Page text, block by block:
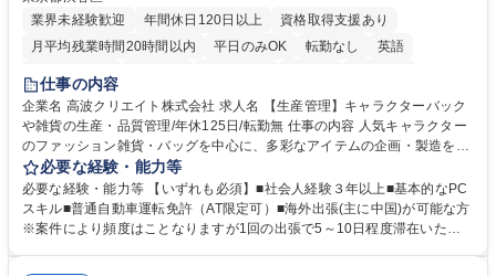
業界未経験歓迎
年間休日120日以上
資格取得支援あり
月平均残業時間20時間以内
平日のみOK 転勤なし
英語
住宅手当あり
完全週休2日制
交通費支給 駅近5分以内 中国語 土日祝休み
仕事の内容
企業名 高波クリエイト株式会社 求人名 【生産管理】キャラクターバック
や雑貨の生産・品質管理/年休125日/転勤無 仕事の内容 人気キャラクター
のファッション雑貨・バッグを中心に、多彩なアイテムの企画・製造を手
掛ける当社にて、自社企画・開発商品の生産管理・品質管理を担当。『か
わいい』を届けるやりがいのあるポジションです。 有名ブランドやキャラ
クターライセンスを活用した商品の企画・開発・販売を行っています。企
画段階から納品まで、商品の製造に関わる全てのプロセスにおいて、生産
必要な経験・能力等
必要な経験・能力等 【いずれも必須】■社会人経験３年以上■基本的なPC
スキル■普通自動車運転免許（AT限定可）■海外出張(主に中国)が可能な方
※案件により頻度はことなりますが1回の出張で5～10日程度滞在いただ